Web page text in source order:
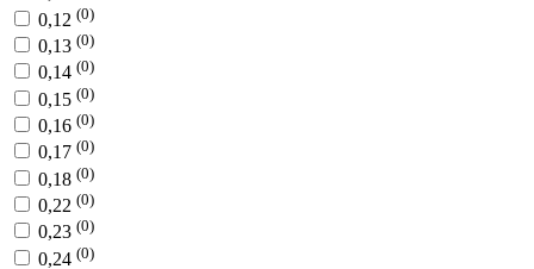
0,12 (0)
0,13 (0)
0,14 (0)
0,15 (0)
0,16 (0)
0,17 (0)
0,18 (0)
0,22 (0)
0,23 (0)
0,24 (0)